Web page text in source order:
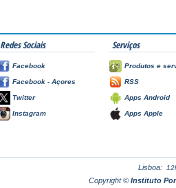
Redes Sociais
Facebook
Facebook - Açores
Twitter
Instagram
Serviços
Produtos e
RSS
Apps Android
Apps Apple
Lisboa:
Copyright ©Instituto